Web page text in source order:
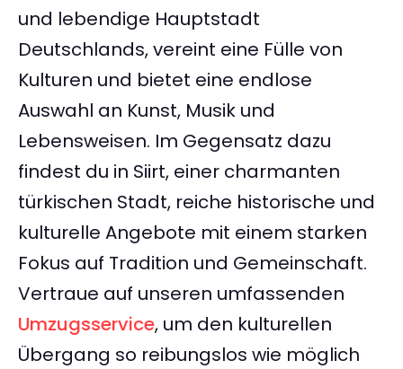
und lebendige Hauptstadt
Deutschlands, vereint eine Fülle von
Kulturen und bietet eine endlose
Auswahl an Kunst, Musik und
Lebensweisen. Im Gegensatz dazu
findest du in Siirt, einer charmanten
türkischen Stadt, reiche historische und
kulturelle Angebote mit einem starken
Fokus auf Tradition und Gemeinschaft.
Vertraue auf unseren umfassenden
Umzugsservice, um den kulturellen
Übergang so reibungslos wie möglich